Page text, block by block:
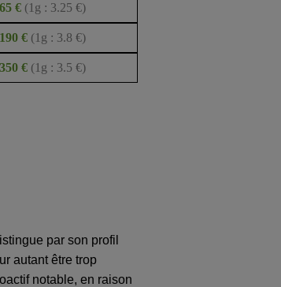
65 € (1g : 3.25 €)
190 € (1g : 3.8 €)
350 € (1g : 3.5 €)
par son profil
autant être trop
notable, en raison